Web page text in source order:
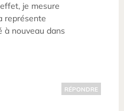
je mesure
représente
à nouveau dans
RÉPONDRE